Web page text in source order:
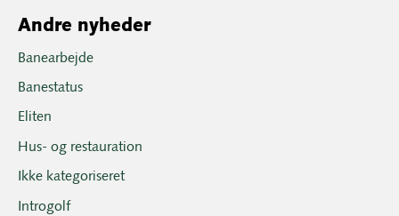
Andre nyheder
Banearbejde
Banestatus
Eliten
Hus- og restauration
Ikke kategoriseret
Introgolf